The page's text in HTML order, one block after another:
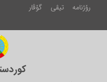
رۆژنامە تیڤی
گۆڤار